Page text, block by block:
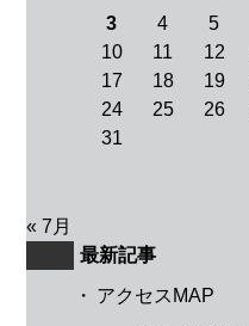
3
4 5
10
11 12
17
18 19
24
25 26
31
« 7月
最新記事
・ アクセスMAP